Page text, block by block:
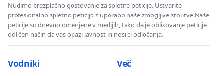
Nudimo brezplačno gostovanje za spletne peticije. Ustvarite
profesionalno spletno peticijo z uporabo naše zmogljive storitve.Naše
peticije so dnevno omenjene v medijih, tako da je oblikovanje peticije
odličen način da vas opazi javnost in nosilci odločanja.
Vodniki Več